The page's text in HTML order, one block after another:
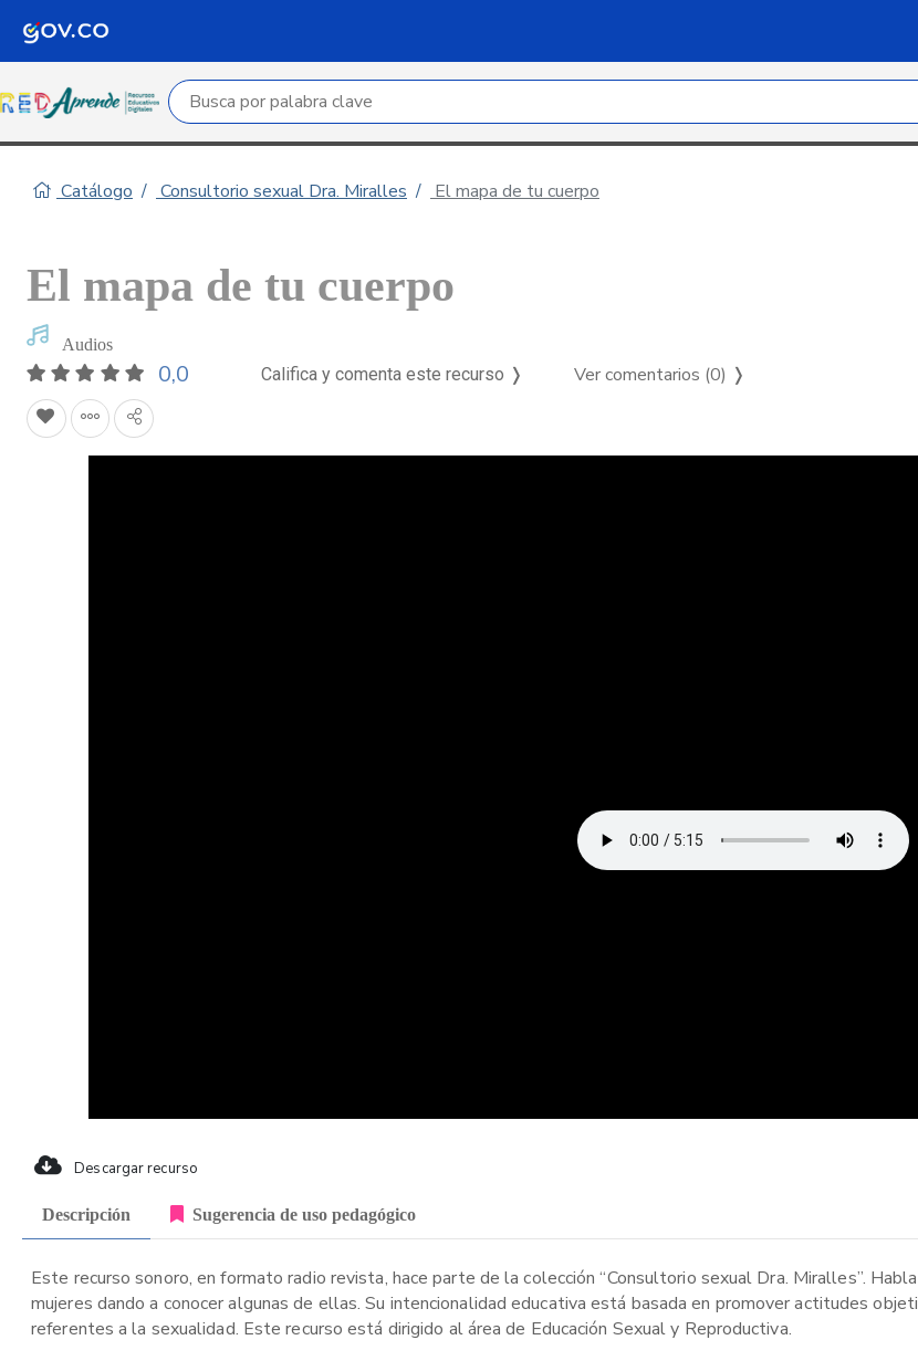
Campo de búsqueda por palabra clave
Catálogo Consultorio sexual Dra. Miralles El mapa de tu cuerpo
El mapa de tu cuerpo
Audios
0,0 Califica y comenta este recurso ❭ Ver comentarios (0) ❭
Descargar recurso
Descripción Sugerencia de uso pedagógico
Este recurso sonoro, en formato radio revista, hace parte de la colección “Consultorio sexual Dra. Miralles”.
mujeres dando a conocer algunas de ellas. Su intencionalidad educativa está basada en promover actitudes
referentes a la sexualidad. Este recurso está dirigido al área de Educación Sexual y Reproductiva.